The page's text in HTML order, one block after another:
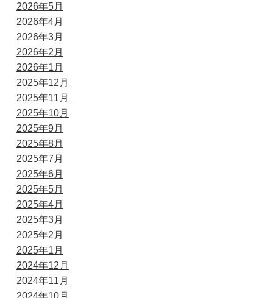
2026年5月
2026年4月
2026年3月
2026年2月
2026年1月
2025年12月
2025年11月
2025年10月
2025年9月
2025年8月
2025年7月
2025年6月
2025年5月
2025年4月
2025年3月
2025年2月
2025年1月
2024年12月
2024年11月
2024年10月